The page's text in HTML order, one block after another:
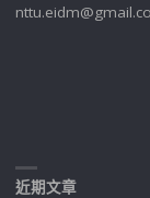
近期文章